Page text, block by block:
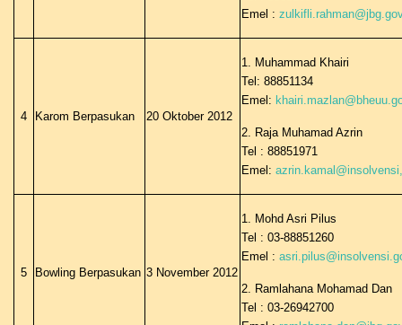
Emel :
4 Karom Berpasukan 20 Oktober 2012
1. Muhammad Khairi
Tel: 88851134
Emel:
2. Raja Muhamad Azrin
Tel : 88851971
Emel:
5 Bowling Berpasukan 3 November 2012
1. Mohd Asri Pilus
Tel : 03-88851260
Emel :
2. Ramlahana Mohamad Dan
Tel : 03-26942700